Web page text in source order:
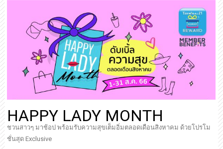
HAPPY LADY MONTH
ชวนสาวๆ มาช้อป พร้อมรับความสุขเต็มอิ่มตลอดเดือนสิงหาคม ด้วยโปรโม
ชั่นสุด Exclusive